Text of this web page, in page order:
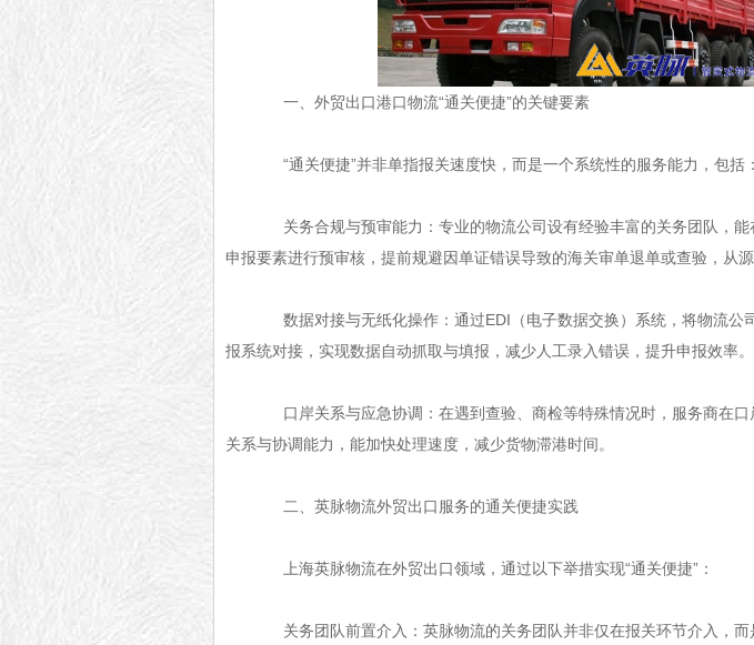
一、外贸出口港口物流“通关便捷”的关键要素
“通关便捷”并非单指报关速度快，而是一个系统性的服务能力，包括：
关务合规与预审能力：专业的物流公司设有经验丰富的关务团队，能
申报要素进行预审核，提前规避因单证错误导致的海关审单退单或查验，从源
数据对接与无纸化操作：通过EDI（电子数据交换）系统，将物流公
报系统对接，实现数据自动抓取与填报，减少人工录入错误，提升申报效率。
口岸关系与应急协调：在遇到查验、商检等特殊情况时，服务商在口
关系与协调能力，能加快处理速度，减少货物滞港时间。
二、英脉物流外贸出口服务的通关便捷实践
上海英脉物流在外贸出口领域，通过以下举措实现“通关便捷”：
关务团队前置介入：英脉物流的关务团队并非仅在报关环节介入，而